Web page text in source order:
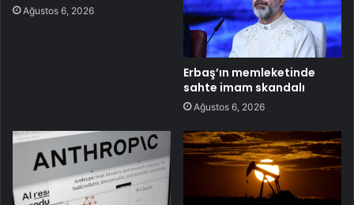
Ağustos 6, 2026
Erbaş’ın memleketinde
sahte imam skandalı
Ağustos 6, 2026